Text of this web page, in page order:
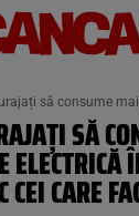
să consume
SĂ
CEI CARE